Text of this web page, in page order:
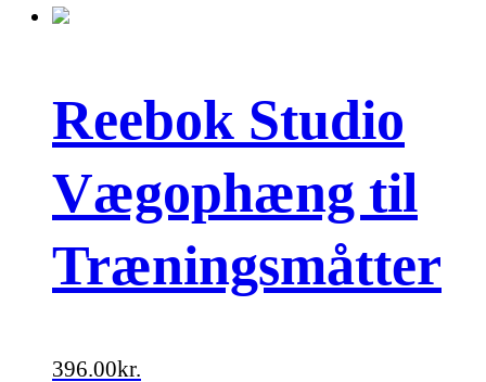
Reebok Studio
Vægophæng til
Træningsmåtter
396.00kr.